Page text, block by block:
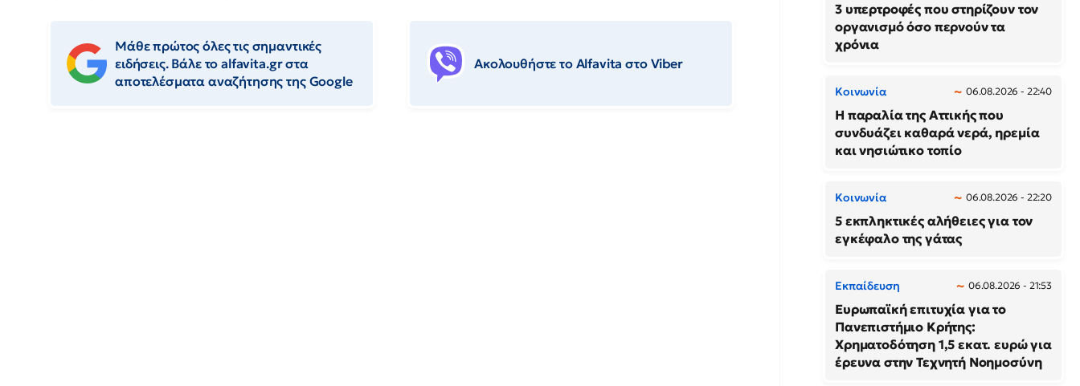
Μάθε πρώτος όλες τις σημαντικές
ειδήσεις. Βάλε το alfavita.gr στα
αποτελέσματα αναζήτησης της Google
Ακολουθήστε το Αlfavita στο Viber
3 υπερτροφές που στηρίζουν τον
οργανισμό όσο περνούν τα
χρόνια
Κοινωνία 06.08.2026 - 22:40
Η παραλία της Αττικής που
συνδυάζει καθαρά νερά, ηρεμία
και νησιώτικο τοπίο
Κοινωνία 06.08.2026 - 22:20
5 εκπληκτικές αλήθειες για τον
εγκέφαλο της γάτας
Εκπαίδευση 06.08.2026 - 21:53
Ευρωπαϊκή επιτυχία για το
Πανεπιστήμιο Κρήτης:
Χρηματοδότηση 1,5 εκατ. ευρώ για
έρευνα στην Τεχνητή Νοημοσύνη